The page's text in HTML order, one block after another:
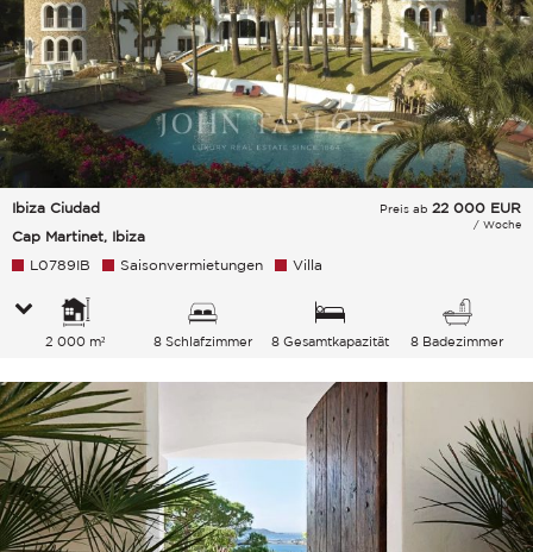
Ibiza Ciudad
Cap Martinet, Ibiza
Preis ab 22 000 EUR
/ Woche
L0789IB Saisonvermietungen Villa
2 000 m² 8 Schlafzimmer 8 Gesamtkapazität 8 Badezimmer